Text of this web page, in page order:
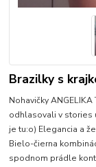
Brazilky s
Nohavičky
odhlasovali v stories
je tu:o) Elegancia a
Bielo-čierna
spodnom prádle